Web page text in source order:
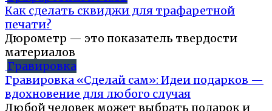
Как сделать сквиджи для трафаретной
печати?
Дюрометр — это показатель твердости
материалов
Гравировка
Гравировка «Сделай сам»: Идеи подарков —
вдохновение для любого случая
Любой человек может выбрать подарок и